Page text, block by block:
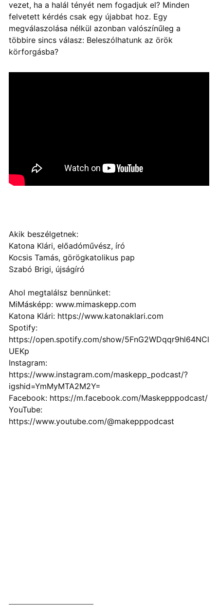
vezet, ha a halál tényét nem fogadjuk el? Minden
felvetett kérdés csak egy újabbat hoz. Egy
megválaszolása nélkül azonban valószínűleg a
többire sincs válasz: Beleszólhatunk az örök
körforgásba?
Akik beszélgetnek:
Katona Klári, előadóművész, író
Kocsis Tamás, görögkatolikus pap
Szabó Brigi, újságíró
Ahol megtalálsz bennünket:
MiMásképp: www.mimaskepp.com
Katona Klári: https://www.katonaklari.com
Spotify:
https://open.spotify.com/show/5FnG2WDqqr9hl64NCl
UEKp
Instagram:
https://www.instagram.com/maskepp_podcast/?
igshid=YmMyMTA2M2Y=
Facebook: https://m.facebook.com/Maskepppodcast/
YouTube:
https://www.youtube.com/@makepppodcast